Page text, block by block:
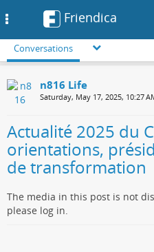
Friendica
Conversations
n816 Life
Saturday, May 17, 2025, 10:27
Actualité 2025 du
orientations,
de transformation
The media in this post is not
please log in.